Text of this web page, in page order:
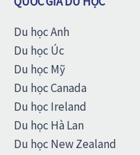
Du học Anh
Du học Úc
Du học Mỹ
Du học Canada
Du học Ireland
Du học Hà Lan
Du học New Zealand